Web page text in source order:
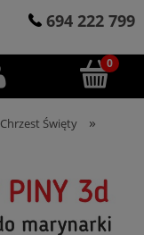
694 222 799
Chrzest Święty »